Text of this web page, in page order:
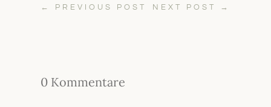
← PREVIOUS POST NEXT POST →
0 Kommentare